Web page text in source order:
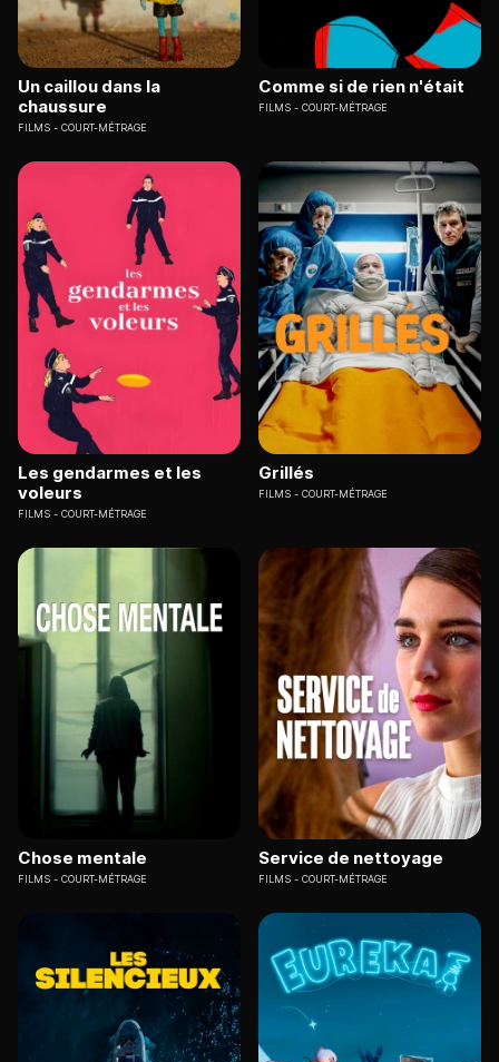
Un caillou dans la
chaussure
FILMS COURT-MÉTRAGE
Comme si de rien n'était
FILMS COURT-MÉTRAGE
Les gendarmes et les
voleurs
FILMS COURT-MÉTRAGE
Grillés
FILMS COURT-MÉTRAGE
Chose mentale
FILMS COURT-MÉTRAGE
Service de nettoyage
FILMS COURT-MÉTRAGE